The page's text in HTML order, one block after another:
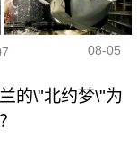
08-05
的\"北约梦\"为